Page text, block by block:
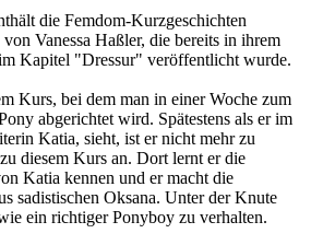
die Femdom-Kurzgeschichten
Vanessa Haßler, die bereits in ihrem
Kapitel "Dressur" veröffentlicht wurde.
Kurs, bei dem man in einer Woche zum
abgerichtet wird. Spätestens als er im
Katia, sieht, ist er nicht mehr zu
diesem Kurs an. Dort lernt er die
Katia kennen und er macht die
sadistischen Oksana. Unter der Knute
ein richtiger Ponyboy zu verhalten.